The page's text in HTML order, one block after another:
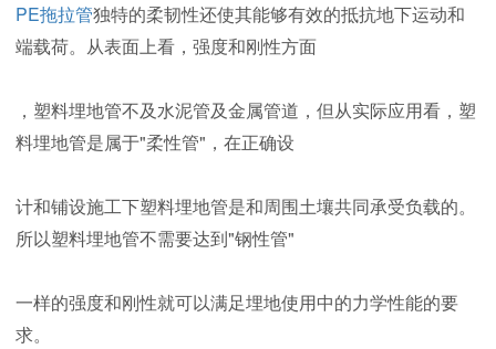
PE拖拉管独特的柔韧性还使其能够有效的抵抗地下运动和
端载荷。从表面上看，强度和刚性方面
，塑料埋地管不及水泥管及金属管道，但从实际应用看，塑
料埋地管是属于"柔性管"，在正确设
计和铺设施工下塑料埋地管是和周围土壤共同承受负载的。
所以塑料埋地管不需要达到"钢性管"
一样的强度和刚性就可以满足埋地使用中的力学性能的要
求。